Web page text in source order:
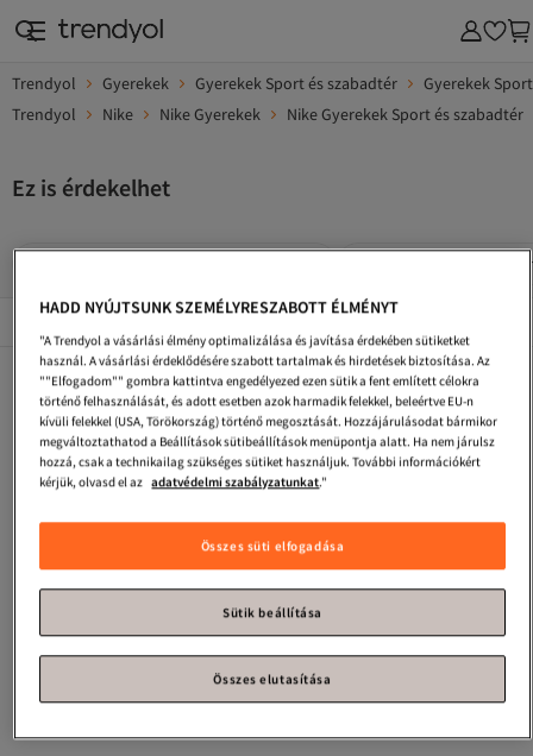
Trendyol Gyerekek Gyerekek Sport és szabadtér
Gyerekek
Trendyol
Nike Nike Gyerekek Nike Gyerekek Sport és szabadtér
Ez is érdekelhet
Nike Gyerekek
Népszerű márkák
Nike Gyerekek Leggingsz Nike Gyerekek Kosárlabdacipő
Szürke Gyerekek Sportos Melegítőnadrág
Gyerekek Melegítőnadrág
Nike Gyerekek Hátizsákok
JORDAN Gyerekek Melegítőnadrág Nike Gyerekek Cipők
Nike Gyerekek TeniszcipőNike Gyerekek Táskák
Nike Gyerekek Oxford Cipő
Fekete Gyerekek Sportos Rövidnadrág
Champion Gyerekek Melegítőnadrág
Nike Gyerekek Sport És SzabadtérGyerekek Sportzokni
Nike Gyerekek Sportos Atléta
HADD NYÚJTSUNK SZEMÉLYRESZABOTT ÉLMÉNYT
"A Trendyol a vásárlási élmény optimalizálása és javítása érdekében sütiketket
használ. A vásárlási érdeklődésére szabott tartalmak és hirdetések biztosítása. Az
""Elfogadom"" gombra kattintva engedélyezed ezen sütik a fent említett célokra
történő felhasználását, és adott esetben azok harmadik felekkel, beleértve EU-n
kívüli felekkel (USA, Törökország) történő megosztását. Hozzájárulásodat bármikor
megváltoztathatod a Beállítások sütibeállítások menüpontja alatt. Ha nem járulsz
hozzá, csak a technikailag szükséges sütiket használjuk. További információkért
kérjük, olvasd el az adatvédelmi szabályzatunkat."
Összes süti elfogadása
Sütik beállítása
Összes elutasítása